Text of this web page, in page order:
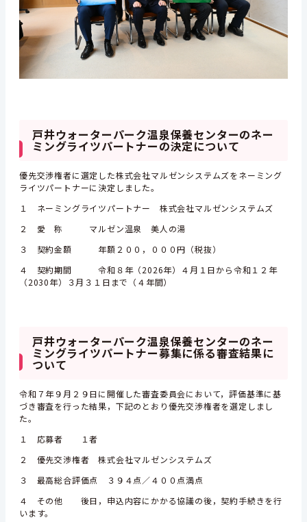
戸井ウォーターパーク温泉保養センターのネー
ミングライツパートナーの決定について
優先交渉権者に選定した株式会社マルゼンシステムズをネーミング
ライツパートナーに決定しました。
１ ネーミングライツパートナー 株式会社マルゼンシステムズ
２ 愛 称 マルゼン温泉 美人の湯
３ 契約金額 年額２００，０００円（税抜）
４ 契約期間 令和８年（2026年）４月１日から令和１２年
（2030年）３月３１日まで（４年間）
戸井ウォーターパーク温泉保養センターのネー
ミングライツパートナー募集に係る審査結果に
ついて
令和７年９月２９日に開催した審査委員会において，評価基準に基
づき審査を行った結果，下記のとおり優先交渉権者を選定しまし
た。
１ 応募者 １者
２ 優先交渉権者 株式会社マルゼンシステムズ
３ 最高総合評価点 ３９４点／４００点満点
４ その他 後日，申込内容にかかる協議の後，契約手続きを行
います。